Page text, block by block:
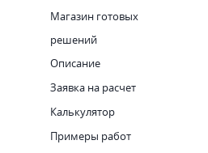
Магазин готовых
решений
Описание
Заявка на расчет
Калькулятор
Примеры работ